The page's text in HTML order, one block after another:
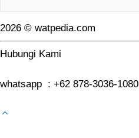
2026 © watpedia.com
Hubungi Kami
whatsapp : +62 878-3036-1080